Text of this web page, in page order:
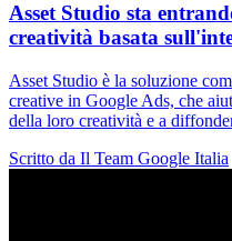
Asset Studio sta
creatività basata
Asset Studio è la soluzione
creative in Google Ads, che
della loro creatività e a
Scritto da Il Team Google Italia